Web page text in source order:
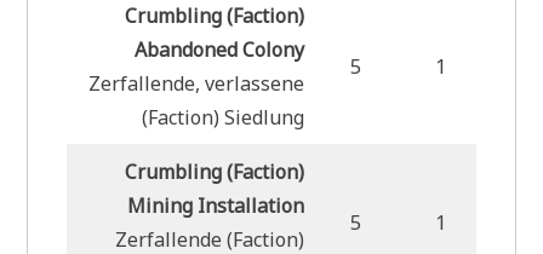
Crumbling (Faction)
Abandoned Colony
Zerfallende, verlassene
(Faction) Siedlung
5 1
Crumbling (Faction)
Mining Installation
Zerfallende (Faction)
5 1